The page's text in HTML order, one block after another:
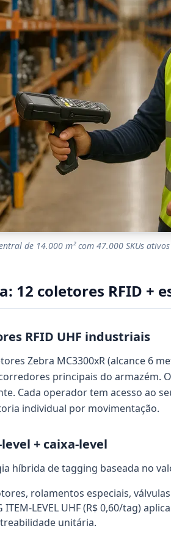
de 14.000 m² com 47.000 SKUs
12 coletores RFID
RFID UHF industriais
Zebra MC3300xR (alcance 6
principais do armazém.
Cada operador tem acesso ao
individual por movimentação.
+ caixa-level
híbrida de tagging baseada no
rolamentos especiais,
ITEM-LEVEL UHF (R$ 0,60/tag)
unitária.